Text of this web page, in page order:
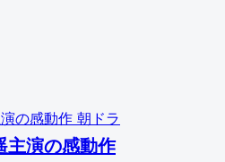
朝ドラ
主演の感動作